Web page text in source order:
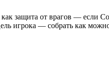
защита от врагов — если
игрока — собрать как